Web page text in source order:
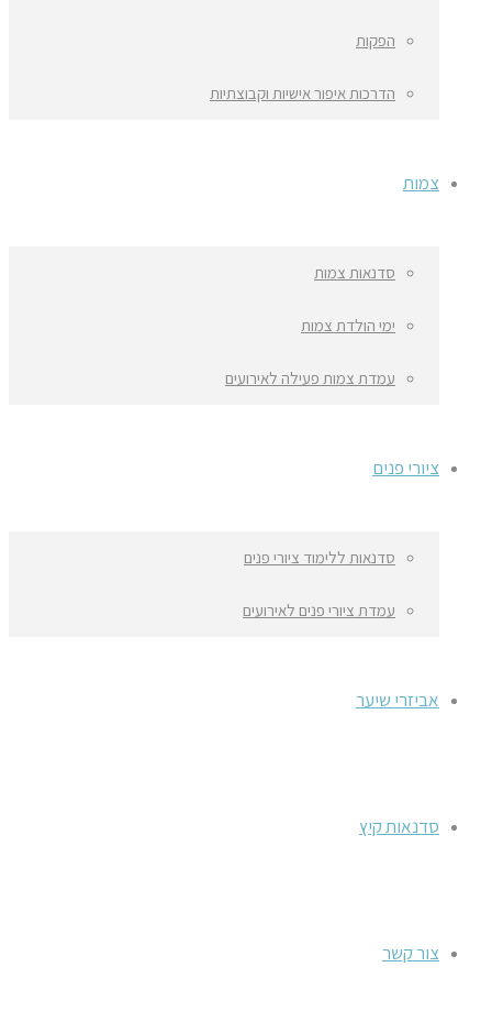
הפקות
הדרכות איפור אישיות וקבוצתיות
צמות
סדנאות צמות
ימי הולדת צמות
עמדת צמות פעילה לאירועים
ציורי פנים
סדנאות ללימוד ציורי פנים
עמדת ציורי פנים לאירועים
אביזרי שיער
סדנאות קיץ
צור קשר